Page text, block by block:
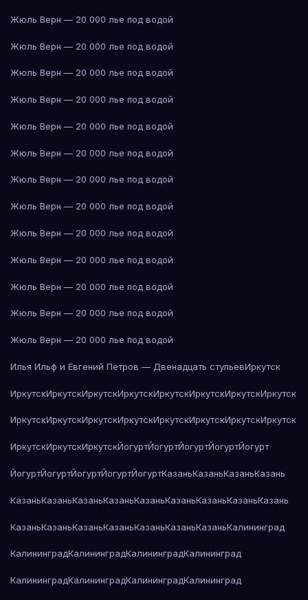
Жюль Верн — 20 000 лье под водой
Жюль Верн — 20 000 лье под водой
Жюль Верн — 20 000 лье под водой
Жюль Верн — 20 000 лье под водой
Жюль Верн — 20 000 лье под водой
Жюль Верн — 20 000 лье под водой
Жюль Верн — 20 000 лье под водой
Жюль Верн — 20 000 лье под водой
Жюль Верн — 20 000 лье под водой
Жюль Верн — 20 000 лье под водой
Жюль Верн — 20 000 лье под водой
Жюль Верн — 20 000 лье под водой
Жюль Верн — 20 000 лье под водой
Илья Ильф и Евгений Петров — Двенадцать стульевИркутск
ИркутскИркутскИркутскИркутскИркутскИркутскИркутскИркутск
ИркутскИркутскИркутскИркутскИркутскИркутскИркутскИркутск
ИркутскИркутскИркутскЙогуртЙогуртЙогуртЙогуртЙогурт
ЙогуртЙогуртЙогуртЙогуртЙогуртКазаньКазаньКазаньКазань
КазаньКазаньКазаньКазаньКазаньКазаньКазаньКазаньКазань
КазаньКазаньКазаньКазаньКазаньКазаньКазаньКалининград
КалининградКалининградКалининградКалининград
КалининградКалининградКалининградКалининград